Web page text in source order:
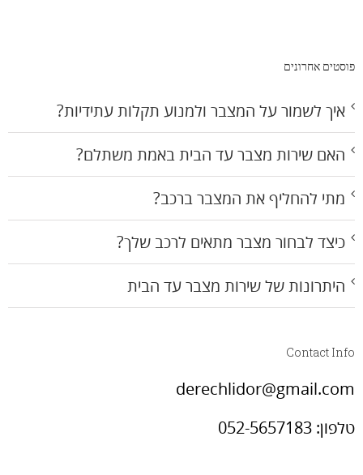
פוסטים אחרונים
איך לשמור על המצבר ולמנוע תקלות עתידיות?
האם שירות מצבר עד הבית באמת משתלם?
מתי להחליף את המצבר ברכב?
כיצד לבחור מצבר מתאים לרכב שלך?
היתרונות של שירות מצבר עד הבית
Contact Info
derechlidor@gmail.com
טלפון: 052-5657183